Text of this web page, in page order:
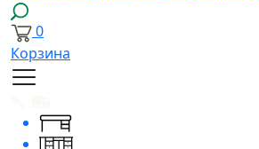
0
Корзина